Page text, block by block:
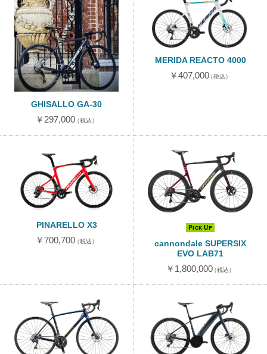
GHISALLO GA-30
￥297,000（税込）
MERIDA REACTO 4000
￥407,000（税込）
PINARELLO X3
￥700,700（税込）
Pick Up
cannondale SUPERSIX
EVO LAB71
￥1,800,000（税込）